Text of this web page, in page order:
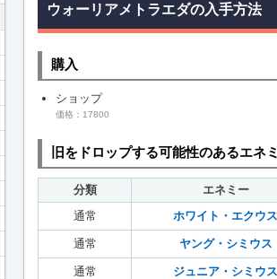
ウォーリアメトラエダの入手方法
購入
ショップ
価格：17800
旧をドロップする可能性のあるエネ
分類 エネミー
通常
ホワイト・エクウス
通常 ヤング・シミウス
通常 ジュニア・シミウス